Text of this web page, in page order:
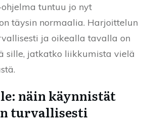
tuntuu jo nyt
täysin normaalia. Harjoittelun
ja oikealla tavalla on
sille, jatkatko liikkumista vielä
näin käynnistät
turvallisesti